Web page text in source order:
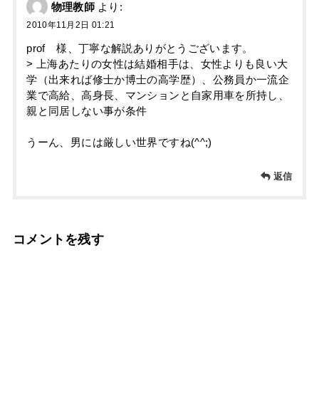
物理教師 より:
2010年11月2日 01:21
prof 様、丁寧な解説ありがとうございます。
> 上海あたりの女性は結婚相手は、女性よりも良い大
学（出来れば修士か博士の高学歴）、公務員か一流企
業で高給、高身長、マンションと自家用車を所持し、
親と同居しない事が条件
うーん、男には厳しい世界ですね(^^;)
返信
コメントを残す